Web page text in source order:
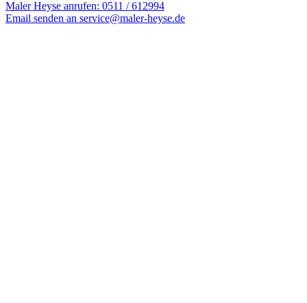
Maler Heyse anrufen: 0511 / 612994
Email senden an service@maler-heyse.de